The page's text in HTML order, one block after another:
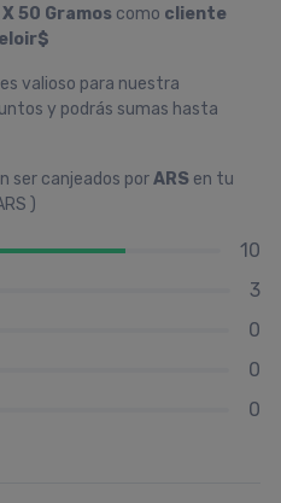
50 Gramos como cliente
valioso para nuestra
y podrás sumas hasta
ser canjeados porARS en tu
)
10
3
0
0
0